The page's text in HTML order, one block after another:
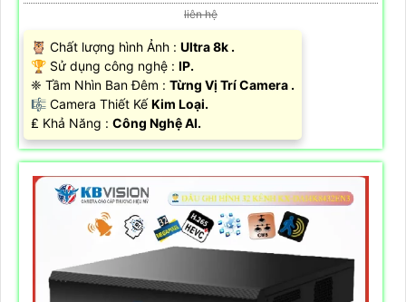
liên hệ
🦉 Chất lượng hình Ảnh : Ultra 8k .
🏆 Sử dụng công nghệ : IP.
❈ Tầm Nhìn Ban Đêm : Từng Vị Trí Camera .
🎼️ Camera Thiết KếKim Loại.
️₤ Khả Năng : Công Nghệ AI.